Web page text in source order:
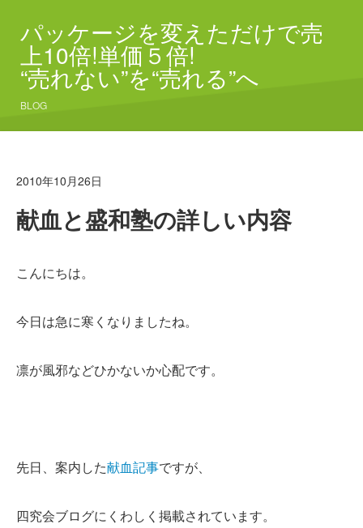
パッケージを変えただけで売
上10倍!単価５倍!
“売れない”を“売れる”へ
BLOG
2010年10月26日
献血と盛和塾の詳しい内容
こんにちは。
今日は急に寒くなりましたね。
凛が風邪などひかないか心配です。
先日、案内した献血記事ですが、
四究会ブログにくわしく掲載されています。